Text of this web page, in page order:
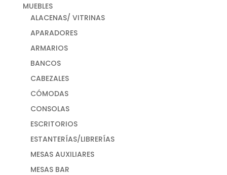
MUEBLES
ALACENAS/ VITRINAS
APARADORES
ARMARIOS
BANCOS
CABEZALES
CÓMODAS
CONSOLAS
ESCRITORIOS
ESTANTERÍAS/LIBRERÍAS
MESAS AUXILIARES
MESAS BAR